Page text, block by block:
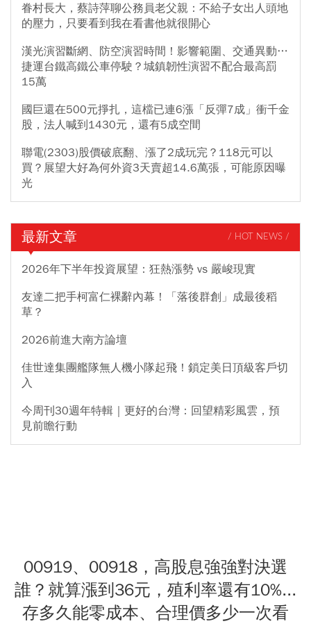
眷村長大，蔡詩萍聊公務員老父親：不給子女出人頭地
的壓力，只要看到我在看書他就很開心
漢光演習斷網、防空演習時間！影響範圍、交通異動…
捷運台鐵高鐵公車停駛？城鎮韌性演習不配合最高罰
15萬
國巨還在500元掙扎，這檔已連6漲「反彈7成」衝千金
股，法人喊到1430元，還有5成空間
聯電(2303)股價破底翻、漲了2成玩完？118元可以
買？展望大好為何外資3天賣超14.6萬張，可能原因曝
光
最新文章 / HOT NEWS /
2026年下半年投資展望：狂熱漲勢 vs 嚴峻現實
友達二把手柯富仁裸辭內幕！「落後群創」成最後稻
草？
2026前進大南方論壇
佳世達集團艦隊無人機小隊起飛！鎖定美日頂級客戶切
入
今周刊30週年特輯｜更好的台灣：回望精彩風雲，預
見前瞻行動
00919、00918，高股息強強對決選
誰？就算漲到36元，殖利率還有10%...
存多久能零成本、合理價多少一次看